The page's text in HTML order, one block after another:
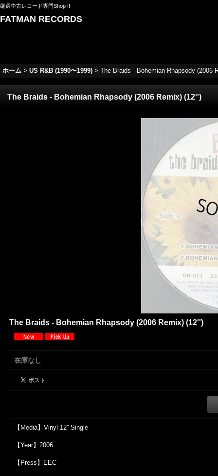
厳選中古レコード専門Shop !!
FATMAN RECORDS
ホーム > US R&B (1990〜1999) > The Braids - Bohemian Rhapsody (2006
The Braids - Bohemian Rhapsody (2006 Remix) (12'')
The Braids - Bohemian Rhapsody (2006 Remix) (12'')
在庫なし
【Media】Vinyl 12'' Single
【Year】2006
【Press】EEC